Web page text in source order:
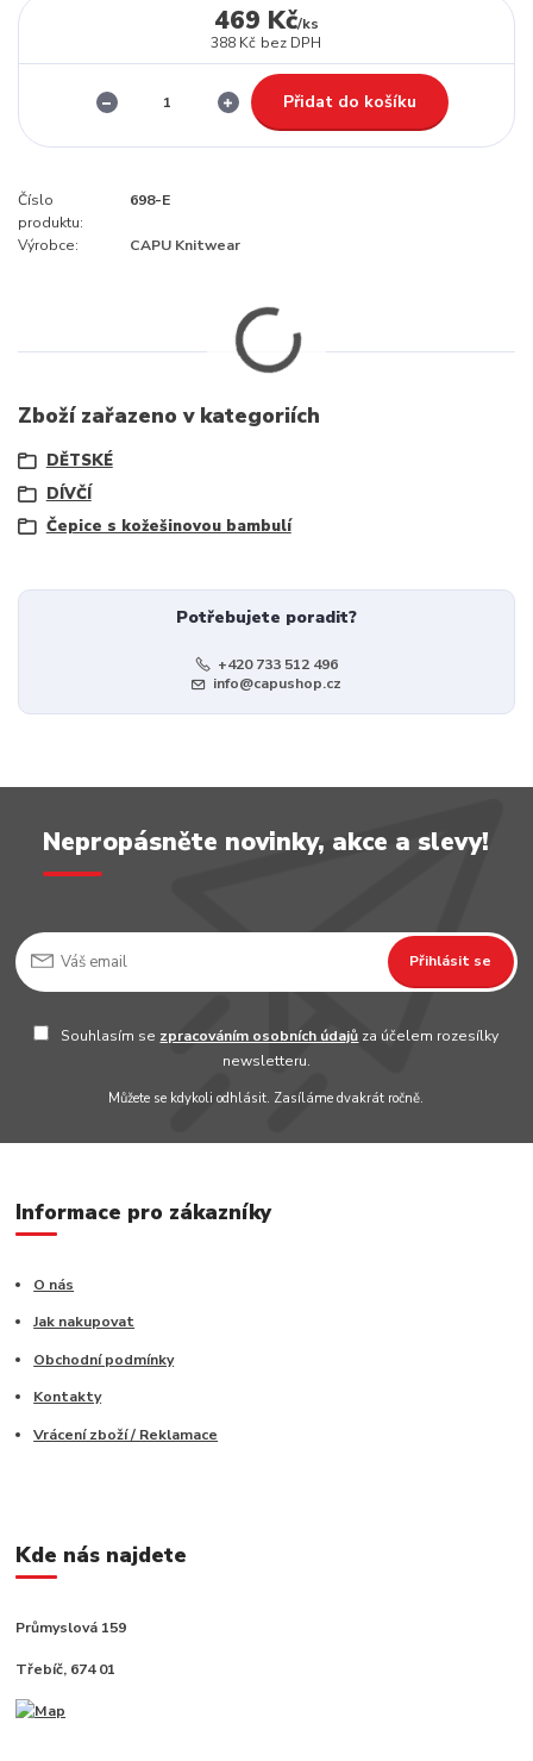
469 Kč/ks
388 Kč bez DPH
Přidat do košíku
Číslo
produktu:
698-E
Výrobce: CAPU Knitwear
Zboží zařazeno v kategoriích
DĚTSKÉ
DÍVČÍ
Čepice s kožešinovou bambulí
Potřebujete poradit?
+420 733 512 496
info@capushop.cz
Nepropásněte novinky, akce a slevy!
Přihlásit se
Souhlasím se zpracováním osobních údajů za účelem rozesílky
newsletteru.
Můžete se kdykoli odhlásit. Zasíláme dvakrát ročně.
Informace pro zákazníky
O nás
Jak nakupovat
Obchodní podmínky
Kontakty
Vrácení zboží / Reklamace
Kde nás najdete
Průmyslová 159
Třebíč, 674 01